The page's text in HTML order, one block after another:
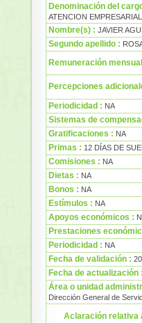
Denominación del
ATENCION EMPRESARIAL
Nombre(s) : JAVIER
Segundo apellido :
Remuneración
Percepciones
Periodicidad : NA
Sistemas de
Gratificaciones : NA
Primas : 12 DÍAS DE
Comisiones : NA
Dietas : NA
Bonos : NA
Estímulos : NA
Apoyos económicos :
Prestaciones
Periodicidad : NA
Fecha de validación :
Fecha de actualización
Área o unidad
Dirección General de
Aclaración relativa